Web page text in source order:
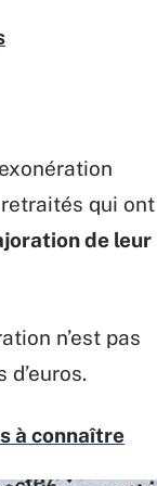
qui ont
de leur
n’est pas
à connaître